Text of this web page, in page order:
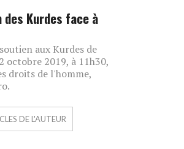
des Kurdes face à
aux Kurdes de
octobre 2019, à 11h30,
droits de l'homme,
DE L'AUTEUR